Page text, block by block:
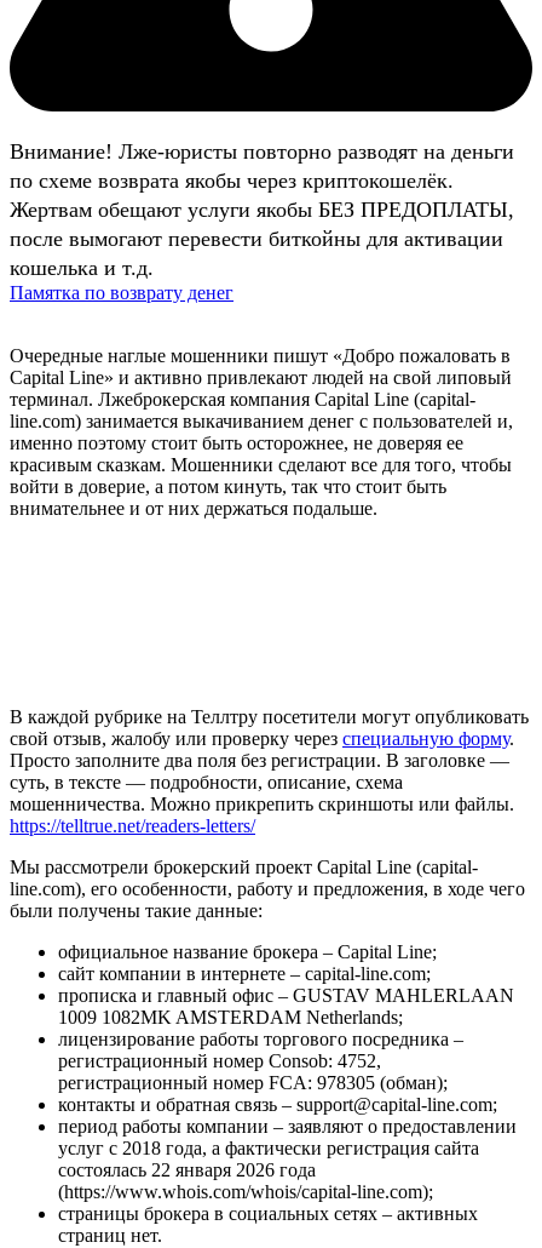
Внимание! Лже-юристы повторно разводят на деньги
по схеме возврата якобы через криптокошелёк.
Жертвам обещают услуги якобы БЕЗ ПРЕДОПЛАТЫ,
после вымогают перевести биткойны для активации
кошелька и т.д.
Памятка по возврату денег
Очередные наглые мошенники пишут «Добро пожаловать в
Capital Line» и активно привлекают людей на свой липовый
терминал. Лжеброкерская компания Capital Line (capital-
line.com) занимается выкачиванием денег с пользователей и,
именно поэтому стоит быть осторожнее, не доверяя ее
красивым сказкам. Мошенники сделают все для того, чтобы
войти в доверие, а потом кинуть, так что стоит быть
внимательнее и от них держаться подальше.
В каждой рубрике на Теллтру посетители могут опубликовать
свой отзыв, жалобу или проверку через специальную форму.
Просто заполните два поля без регистрации. В заголовке —
суть, в тексте — подробности, описание, схема
мошенничества. Можно прикрепить скриншоты или файлы.
https://telltrue.net/readers-letters/
Мы рассмотрели брокерский проект Capital Line (capital-
line.com), его особенности, работу и предложения, в ходе чего
были получены такие данные:
официальное название брокера – Capital Line;
сайт компании в интернете – capital-line.com;
прописка и главный офис – GUSTAV MAHLERLAAN
1009 1082MK AMSTERDAM Netherlands;
лицензирование работы торгового посредника –
регистрационный номер Consob: 4752,
регистрационный номер FCA: 978305 (обман);
контакты и обратная связь – support@capital-line.com;
период работы компании – заявляют о предоставлении
услуг с 2018 года, а фактически регистрация сайта
состоялась 22 января 2026 года
(https://www.whois.com/whois/capital-line.com);
страницы брокера в социальных сетях – активных
страниц нет.